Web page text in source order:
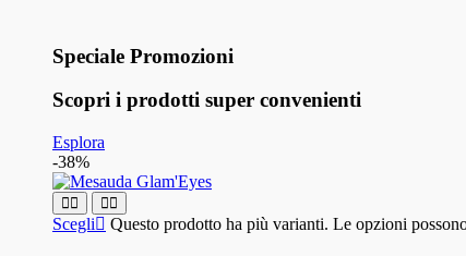
Speciale Promozioni
Scopri i prodotti super convenienti
Esplora
-38%
Scegli Questo prodotto ha più varianti. Le opzioni